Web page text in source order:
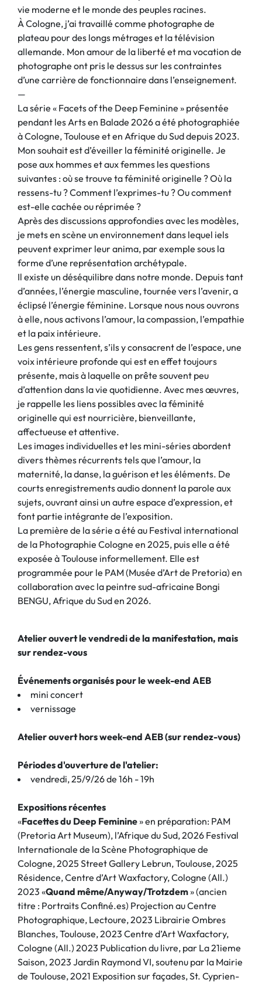
vie moderne et le monde des peuples racines.
À Cologne, j’ai travaillé comme photographe de
plateau pour des longs métrages et la télévision
allemande. Mon amour de la liberté et ma vocation de
photographe ont pris le dessus sur les contraintes
d’une carrière de fonctionnaire dans l’enseignement.
—
La série « Facets of the Deep Feminine » présentée
pendant les Arts en Balade 2026 a été photographiée
à Cologne, Toulouse et en Afrique du Sud depuis 2023.
Mon souhait est d’éveiller la féminité originelle. Je
pose aux hommes et aux femmes les questions
suivantes : où se trouve ta féminité originelle ? Où la
ressens-tu ? Comment l’exprimes-tu ? Ou comment
est-elle cachée ou réprimée ?
Après des discussions approfondies avec les modèles,
je mets en scène un environnement dans lequel iels
peuvent exprimer leur anima, par exemple sous la
forme d’une représentation archétypale.
Il existe un déséquilibre dans notre monde. Depuis tant
d’années, l’énergie masculine, tournée vers l’avenir, a
éclipsé l’énergie féminine. Lorsque nous nous ouvrons
à elle, nous activons l’amour, la compassion, l’empathie
et la paix intérieure.
Les gens ressentent, s’ils y consacrent de l’espace, une
voix intérieure profonde qui est en effet toujours
présente, mais à laquelle on prête souvent peu
d’attention dans la vie quotidienne. Avec mes œuvres,
je rappelle les liens possibles avec la féminité
originelle qui est nourricière, bienveillante,
affectueuse et attentive.
Les images individuelles et les mini-séries abordent
divers thèmes récurrents tels que l’amour, la
maternité, la danse, la guérison et les éléments. De
courts enregistrements audio donnent la parole aux
sujets, ouvrant ainsi un autre espace d’expression, et
font partie intégrante de l’exposition.
La première de la série a été au Festival international
de la Photographie Cologne en 2025, puis elle a été
exposée à Toulouse informellement. Elle est
programmée pour le PAM (Musée d’Art de Pretoria) en
collaboration avec la peintre sud-africaine Bongi
BENGU, Afrique du Sud en 2026.
Atelier ouvert le vendredi de la manifestation, mais
sur rendez-vous
Événements organisés pour le week-end AEB
mini concert
vernissage
Atelier ouvert hors week-end AEB (sur rendez-vous)
Périodes d'ouverture de l'atelier:
vendredi, 25/9/26 de 16h - 19h
Expositions récentes
«Facettes du Deep Feminine» en préparation: PAM
(Pretoria Art Museum), l’Afrique du Sud, 2026 Festival
Internationale de la Scène Photographique de
Cologne, 2025 Street Gallery Lebrun, Toulouse, 2025
Résidence, Centre d’Art Waxfactory, Cologne (All.)
2023 «Quand même/Anyway/Trotzdem» (ancien
titre : Portraits Confiné.es) Projection au Centre
Photographique, Lectoure, 2023 Librairie Ombres
Blanches, Toulouse, 2023 Centre d’Art Waxfactory,
Cologne (All.) 2023 Publication du livre, par La 21ieme
Saison, 2023 Jardin Raymond VI, soutenu par la Mairie
de Toulouse, 2021 Exposition sur façades, St. Cyprien-